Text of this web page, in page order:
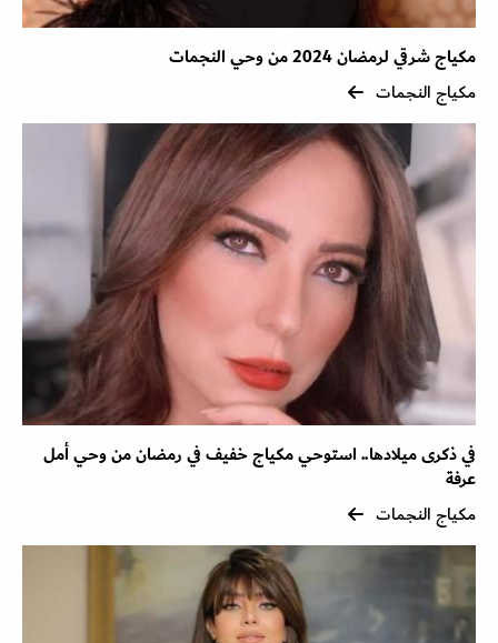
مكياج شرقي لرمضان 2024 من وحي النجمات
مكياج النجمات
في ذكرى ميلادها.. استوحي مكياج خفيف في رمضان من وحي أمل
عرفة
مكياج النجمات